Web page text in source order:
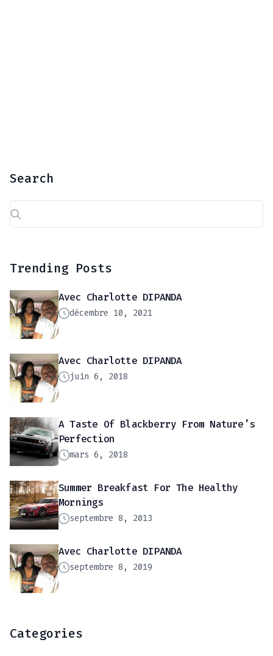
Search
Rechercher :
Trending Posts
Avec Charlotte DIPANDA
décembre 10, 2021
Avec Charlotte DIPANDA
juin 6, 2018
A Taste Of Blackberry From Nature’s
Perfection
mars 6, 2018
Summer Breakfast For The Healthy
Mornings
septembre 8, 2013
Avec Charlotte DIPANDA
septembre 8, 2019
Categories